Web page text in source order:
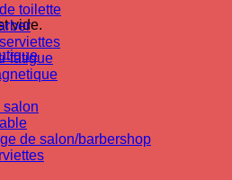
vide.
toilette
fatigue
salon
de salon/barbershop